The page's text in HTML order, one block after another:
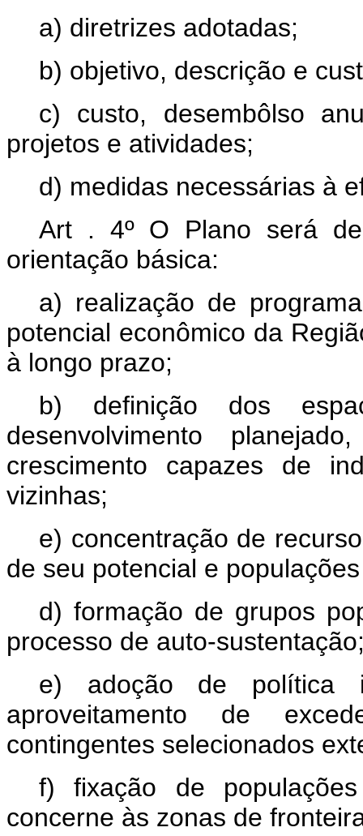
a) diretrizes adotadas;
b) objetivo, descrição e
c) custo, desembôlso
projetos e atividades;
d) medidas necessárias à
Art . 4º O Plano será
orientação básica:
a) realização de
potencial econômico da
à longo prazo;
b) definição dos
desenvolvimento
crescimento capazes de
vizinhas;
e) concentração de
de seu potencial e
d) formação de grupos
processo de auto-
e) adoção de política
aproveitamento de
contingentes selecionados
f) fixação de
concerne às zonas de